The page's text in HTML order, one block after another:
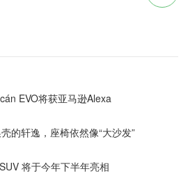
EVO将获亚马逊Alexa
的轩逸，座椅依然像“大沙发”
将于今年下半年亮相